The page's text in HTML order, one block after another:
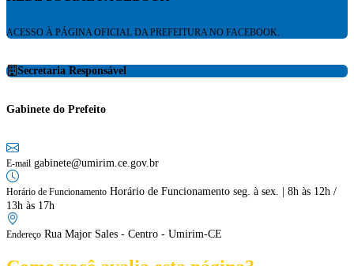
ACESSO À PÁGINA OFICIAL DA PREFEITURA NO FACEBOOK.
Secretaria Responsável
Gabinete do Prefeito
E-mail gabinete@umirim.ce.gov.br
Horário de Funcionamento Horário de Funcionamento seg. à sex. | 8h às 12h /
13h às 17h
Endereço Rua Major Sales - Centro - Umirim-CE